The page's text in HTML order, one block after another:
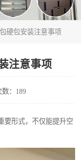
硬包安装注意事项
注意事项
数：189
要形式，不仅能提升空